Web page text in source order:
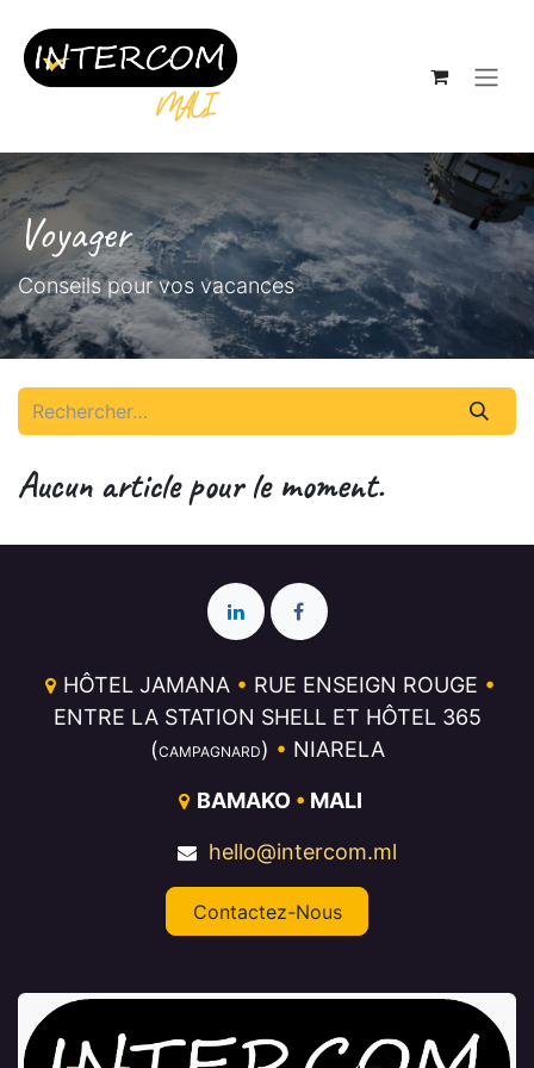
Voyager
Conseils pour vos vacances
Aucun article pour le moment.
HÔTEL JAMANA • RUE ENSEIGN ROUGE •
ENTRE LA STATION SHELL ET HÔTEL 365
(CAMPAGNARD) • NIARELA
BAMAKO • MALI
hello@intercom.ml
Contactez-Nous